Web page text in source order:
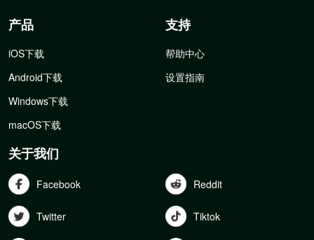
产品
iOS下载
Android下载
Windows下载
macOS下载
支持
帮助中心
设置指南
关于我们
Facebook Reddit
Twitter Tiktok